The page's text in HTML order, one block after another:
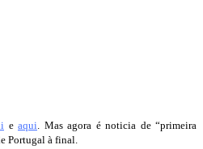
e aqui . Mas agora é noticia de “primeira
Portugal à final.